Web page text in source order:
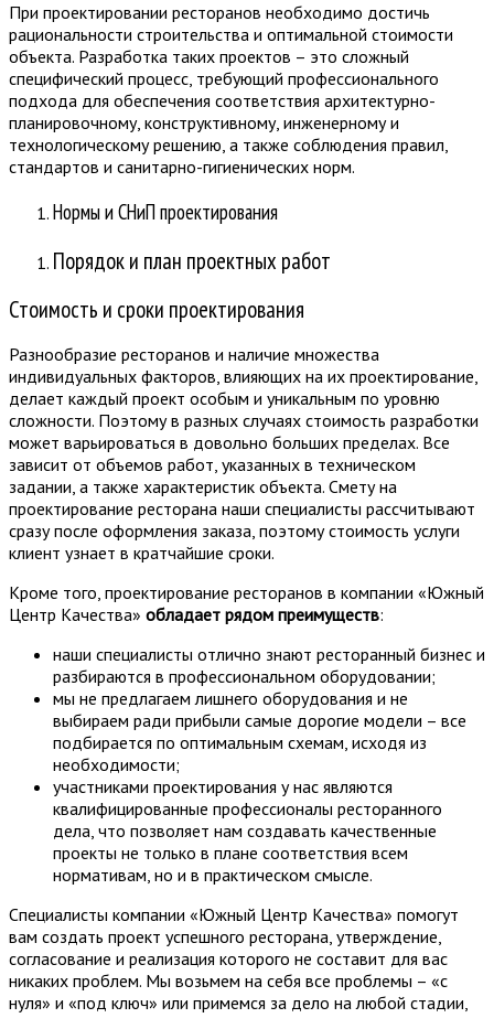
При проектировании ресторанов необходимо достичь
рациональности строительства и оптимальной стоимости
объекта. Разработка таких проектов – это сложный
специфический процесс, требующий профессионального
подхода для обеспечения соответствия архитектурно-
планировочному, конструктивному, инженерному и
технологическому решению, а также соблюдения правил,
стандартов и санитарно-гигиенических норм.
Нормы и СНиП проектирования
Порядок и план проектных работ
Стоимость и сроки проектирования
Разнообразие ресторанов и наличие множества
индивидуальных факторов, влияющих на их проектирование,
делает каждый проект особым и уникальным по уровню
сложности. Поэтому в разных случаях стоимость разработки
может варьироваться в довольно больших пределах. Все
зависит от объемов работ, указанных в техническом
задании, а также характеристик объекта. Смету на
проектирование ресторана наши специалисты рассчитывают
сразу после оформления заказа, поэтому стоимость услуги
клиент узнает в кратчайшие сроки.
Кроме того, проектирование ресторанов в компании «Южный
Центр Качества» обладает рядом преимуществ:
наши специалисты отлично знают ресторанный бизнес и
разбираются в профессиональном оборудовании;
мы не предлагаем лишнего оборудования и не
выбираем ради прибыли самые дорогие модели – все
подбирается по оптимальным схемам, исходя из
необходимости;
участниками проектирования у нас являются
квалифицированные профессионалы ресторанного
дела, что позволяет нам создавать качественные
проекты не только в плане соответствия всем
нормативам, но и в практическом смысле.
Специалисты компании «Южный Центр Качества» помогут
вам создать проект успешного ресторана, утверждение,
согласование и реализация которого не составит для вас
никаких проблем. Мы возьмем на себя все проблемы – «с
нуля» и «под ключ» или примемся за дело на любой стадии,